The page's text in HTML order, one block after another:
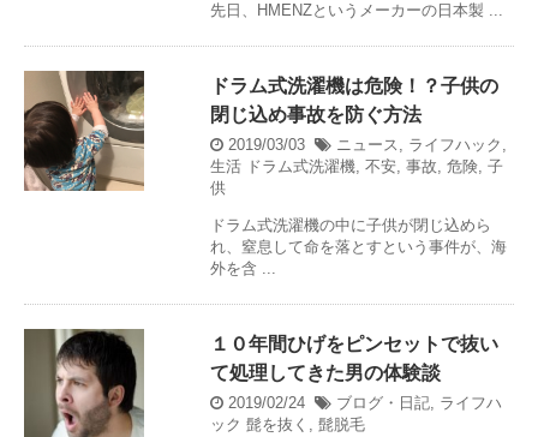
先日、HMENZというメーカーの日本製 ...
ドラム式洗濯機は危険！？子供の
閉じ込め事故を防ぐ方法
2019/03/03 ニュース , ライフハック ,
生活 ドラム式洗濯機, 不安, 事故, 危険, 子
供
ドラム式洗濯機の中に子供が閉じ込めら
れ、窒息して命を落とすという事件が、海
外を含 ...
１０年間ひげをピンセットで抜い
て処理してきた男の体験談
2019/02/24 ブログ・日記, ライフハ
ック 髭を抜く , 髭脱毛